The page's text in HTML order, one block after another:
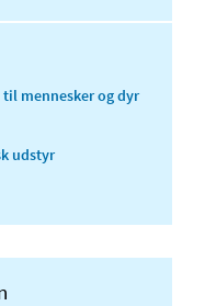
mennesker og dyr
udstyr